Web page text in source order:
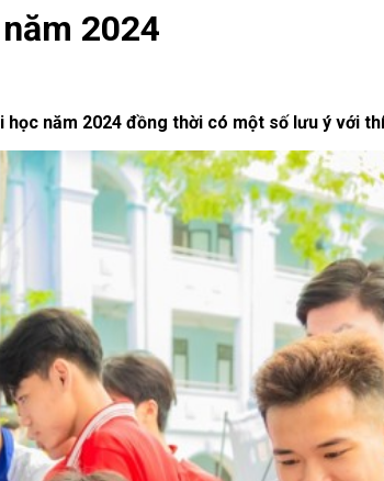
2024
năm 2024 đồng thời có một số lưu ý với